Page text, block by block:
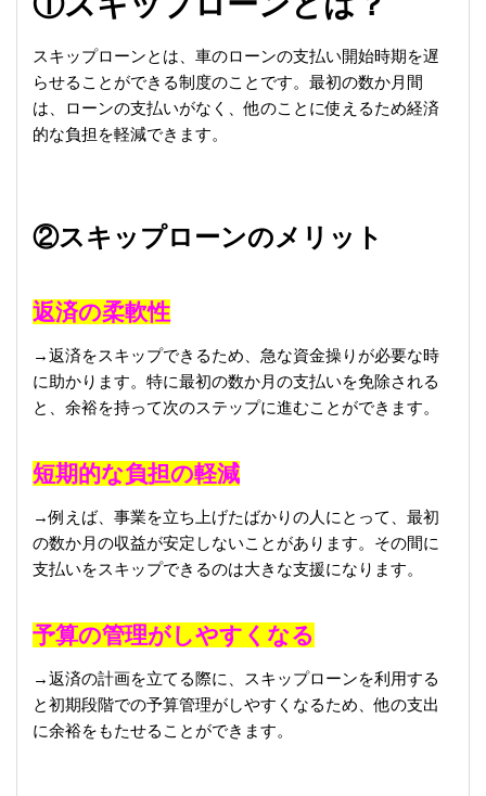
スキップローンとは、車のローンの支払い開始時期を遅
らせることができる制度のことです。最初の数か月間
は、ローンの支払いがなく、他のことに使えるため経済
的な負担を軽減できます。
②スキップローンのメリット
返済の柔軟性
→返済をスキップできるため、急な資金操りが必要な時
に助かります。特に最初の数か月の支払いを免除される
と、余裕を持って次のステップに進むことができます。
短期的な負担の軽減
→例えば、事業を立ち上げたばかりの人にとって、最初
の数か月の収益が安定しないことがあります。その間に
支払いをスキップできるのは大きな支援になります。
予算の管理がしやすくなる
→返済の計画を立てる際に、スキップローンを利用する
と初期段階での予算管理がしやすくなるため、他の支出
に余裕をもたせることができます。